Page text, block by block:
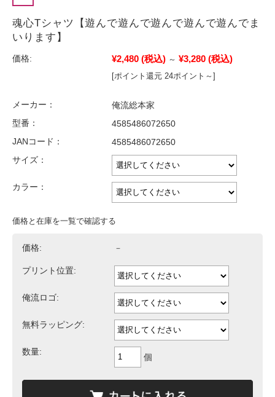
魂心Tシャツ【遊んで遊んで遊んで遊んで遊んでま
いります】
価格: ¥2,480 (税込) ～ ¥3,280 (税込)
[ポイント還元 24ポイント～]
メーカー：
俺流総本家
型番：
4585486072650
JANコード：
4585486072650
サイズ：
カラー：
価格と在庫を一覧で確認する
価格: －
プリント位置:
俺流ロゴ:
無料ラッピング:
数量:
個